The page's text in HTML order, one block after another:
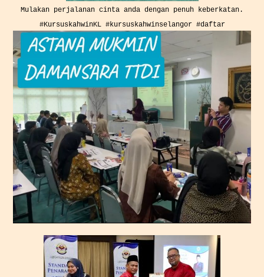
Mulakan perjalanan cinta anda dengan penuh keberkatan.
#KursuskahwinKL #kursuskahwinselangor #daftar